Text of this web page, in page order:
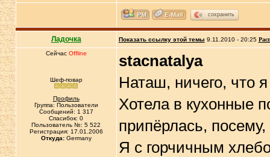
сохранить
Ладочка Показать ссылку этой темы 9.11.2010 - 20:25
Сейчас Offline
Шеф-повар
Профиль
Группа: Пользователи
Сообщений: 1 317
Спасибок: 0
Пользователь №: 5 522
Регистрация: 17.01.2006
Откуда:Germany
stacnatalya
Наташ, ничего, что
Хотела в кухонные
припёрлась,
Я с горчичным